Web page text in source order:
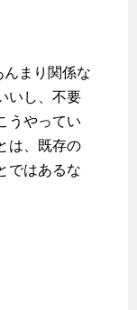
まり関係な
いし、不要
うやってい
は、既存の
ではあるな